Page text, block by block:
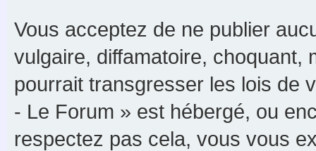
Vous acceptez de ne publier
vulgaire, diffamatoire, choquant,
pourrait transgresser les lois de
- Le Forum » est hébergé, ou
respectez pas cela, vous vous